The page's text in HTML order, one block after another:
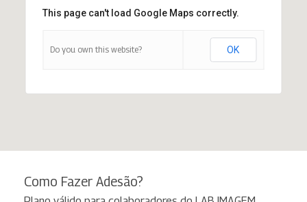
This page can't load Google Maps correctly.
Do you own this website? OK
Como Fazer Adesão?